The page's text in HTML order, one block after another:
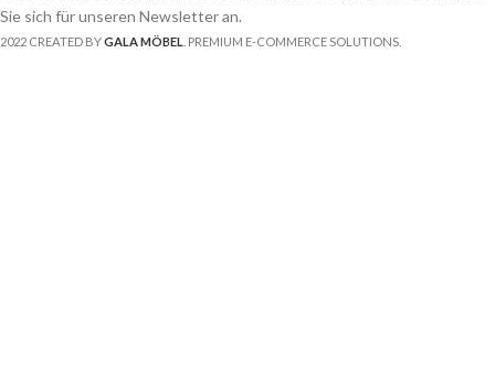
Sie sich für unseren Newsletter an.
2022 CREATED BYGALA MÖBEL . PREMIUM E-COMMERCE SOLUTIONS.